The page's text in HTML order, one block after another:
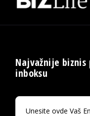
Najvažnije biznis
inboksu